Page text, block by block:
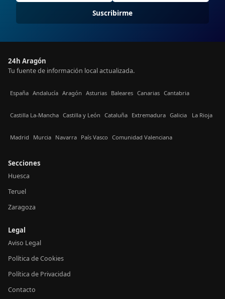
Suscribirme
24h Aragón
Tu fuente de información local actualizada.
España Andalucía Aragón Asturias Baleares Canarias Cantabria
Castilla La-Mancha Castilla y León Cataluña Extremadura Galicia La Rioja
Madrid Murcia Navarra País Vasco Comunidad Valenciana
Secciones
Huesca
Teruel
Zaragoza
Legal
Aviso Legal
Política de Cookies
Política de Privacidad
Contacto